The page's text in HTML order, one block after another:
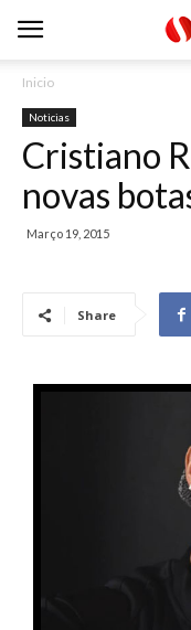
Inicio
Noticias
Cristiano
novas
Março 19, 2015
Share